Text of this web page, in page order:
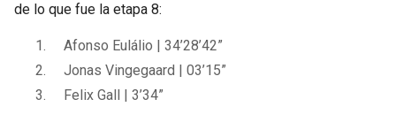
de lo que fue la etapa 8:
Afonso Eulálio | 34’28’42”
Jonas Vingegaard | 03’15”
Felix Gall | 3’34”